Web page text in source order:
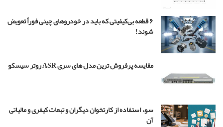
د
س
۶ قطعه بی‌کیفیتی که باید در خودروهای چینی فوراً تعویض
شوند!
مقایسه پرفروش ترین مدل های سری ASR روتر سیسکو
سوء استفاده از کارتخوان دیگران و تبعات کیفری و مالیاتی
آن